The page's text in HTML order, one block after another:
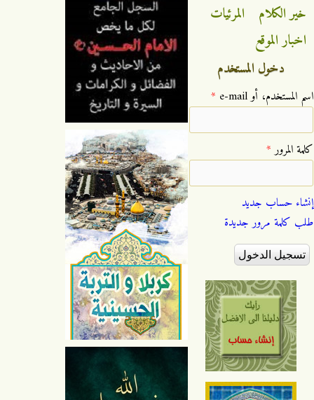
خير الكلام
المرئيات
اخبار الموقع
دخول المستخدم
‏اسم المستخدم، أو e-mail ‏ *
‏كلمة المرور ‏*
إنشاء حساب جديد
طلب كلمة مرور جديدة